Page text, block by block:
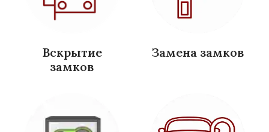
Вскрытие
замков
Замена замков